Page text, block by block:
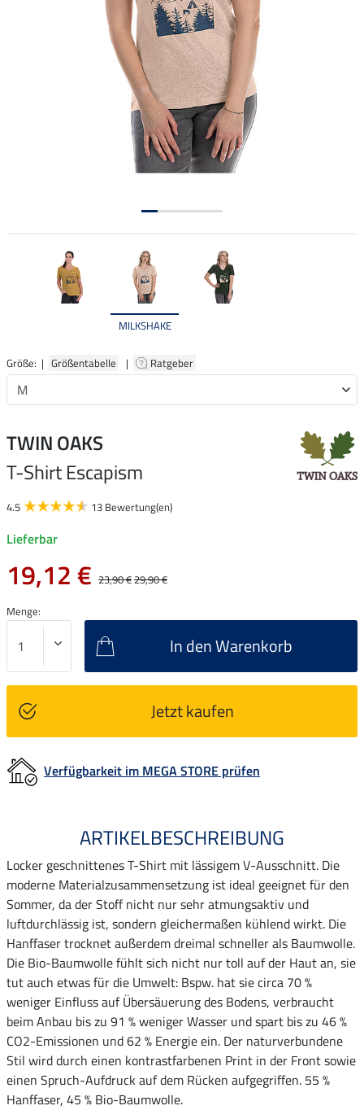
MILKSHAKE
Größe: | Größentabelle | Ratgeber
TWIN OAKS
T-Shirt Escapism
4.5 13 Bewertung(en)
Lieferbar
19,12 € 23,90 €29,90 €
Menge:
In den Warenkorb
Jetzt kaufen
Verfügbarkeit im MEGA STORE prüfen
ARTIKELBESCHREIBUNG
Locker geschnittenes T-Shirt mit lässigem V-Ausschnitt. Die
moderne Materialzusammensetzung ist ideal geeignet für den
Sommer, da der Stoff nicht nur sehr atmungsaktiv und
luftdurchlässig ist, sondern gleichermaßen kühlend wirkt. Die
Hanffaser trocknet außerdem dreimal schneller als Baumwolle.
Die Bio-Baumwolle fühlt sich nicht nur toll auf der Haut an, sie
tut auch etwas für die Umwelt: Bspw. hat sie circa 70 %
weniger Einfluss auf Übersäuerung des Bodens, verbraucht
beim Anbau bis zu 91 % weniger Wasser und spart bis zu 46 %
CO2-Emissionen und 62 % Energie ein. Der naturverbundene
Stil wird durch einen kontrastfarbenen Print in der Front sowie
einen Spruch-Aufdruck auf dem Rücken aufgegriffen. 55 %
Hanffaser, 45 % Bio-Baumwolle.